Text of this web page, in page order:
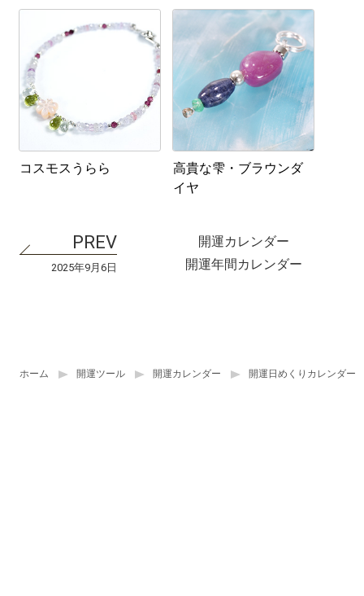
ホーム 開運ツール 開運カレンダー 開運日めくりカレンダー
コスモスうらら
高貴な雫・ブラウンダ
イヤ
2025年9月6日
開運カレンダー
開運年間カレンダー